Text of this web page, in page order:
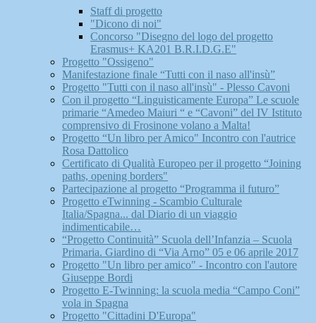
Staff di progetto
"Dicono di noi"
Concorso "Disegno del logo del progetto
Erasmus+ KA201 B.R.I.D.G.E"
Progetto "Ossigeno"
Manifestazione finale “Tutti con il naso all'insù”
Progetto "Tutti con il naso all'insù" - Plesso Cavoni
Con il progetto “Linguisticamente Europa” Le scuole
primarie “Amedeo Maiuri “ e “Cavoni” del IV Istituto
comprensivo di Frosinone volano a Malta!
Progetto “Un libro per Amico" Incontro con l'autrice
Rosa Dattolico
Certificato di Qualità Europeo per il progetto “Joining
paths, opening borders"
Partecipazione al progetto “Programma il futuro”
Progetto eTwinning - Scambio Culturale
Italia/Spagna... dal Diario di un viaggio
indimenticabile…
“Progetto Continuità” Scuola dell’Infanzia – Scuola
Primaria. Giardino di “Via Arno” 05 e 06 aprile 2017
Progetto "Un libro per amico" - Incontro con l'autore
Giuseppe Bordi
Progetto E-Twinning: la scuola media “Campo Coni”
vola in Spagna
Progetto "Cittadini D'Europa"